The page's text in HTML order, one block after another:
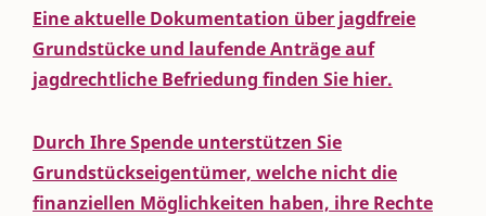
Eine aktuelle Dokumentation über jagdfreie
Grundstücke und laufende Anträge auf
jagdrechtliche Befriedung finden Sie hier.
Durch Ihre Spende unterstützen Sie
Grundstückseigentümer, welche nicht die
finanziellen Möglichkeiten haben, ihre Rechte